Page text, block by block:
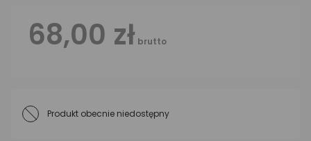
68,00 zł brutto
Produkt obecnie niedostępny